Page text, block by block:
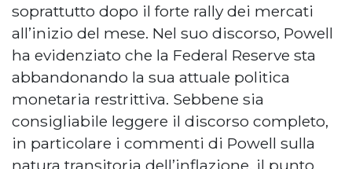
soprattutto dopo il forte rally dei mercati
all’inizio del mese. Nel suo discorso, Powell
ha evidenziato che la Federal Reserve sta
abbandonando la sua attuale politica
monetaria restrittiva. Sebbene sia
consigliabile leggere il discorso completo,
in particolare i commenti di Powell sulla
natura transitoria dell’inflazione, il punto